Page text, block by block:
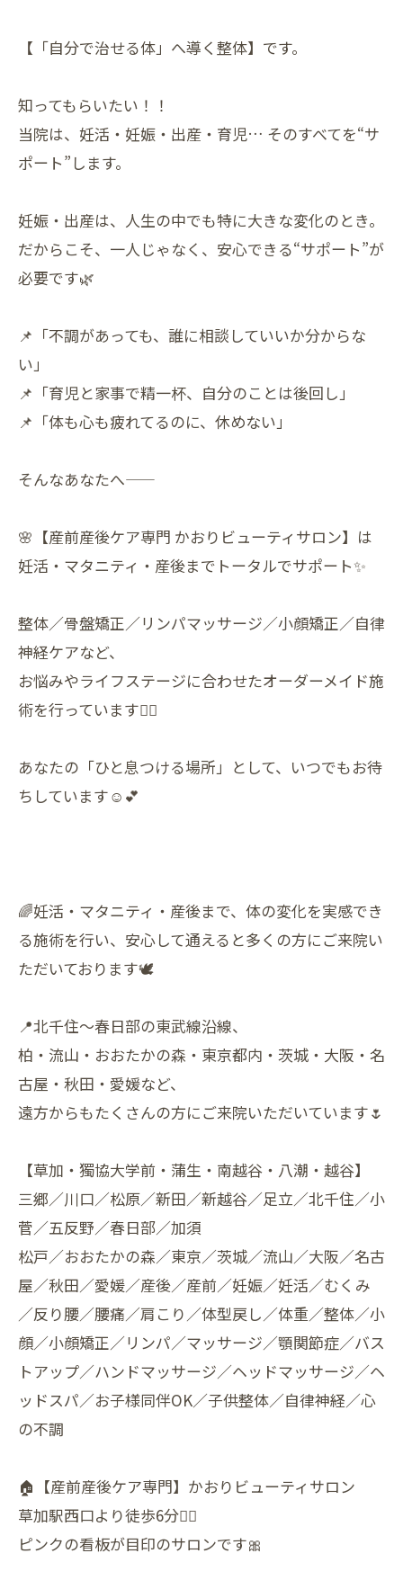
【「自分で治せる体」へ導く整体】です。
知ってもらいたい！！
当院は、妊活・妊娠・出産・育児… そのすべてを“サ
ポート”します。
妊娠・出産は、人生の中でも特に大きな変化のとき。
だからこそ、一人じゃなく、安心できる“サポート”が
必要です🌿
📌「不調があっても、誰に相談していいか分からな
い」
📌「育児と家事で精一杯、自分のことは後回し」
📌「体も心も疲れてるのに、休めない」
そんなあなたへ——
🌸【産前産後ケア専門 かおりビューティサロン】は
妊活・マタニティ・産後までトータルでサポート✨
整体／骨盤矯正／リンパマッサージ／小顔矯正／自律
神経ケアなど、
お悩みやライフステージに合わせたオーダーメイド施
術を行っています💆‍♀️
あなたの「ひと息つける場所」として、いつでもお待
ちしています☺️💕
🌈妊活・マタニティ・産後まで、体の変化を実感でき
る施術を行い、安心して通えると多くの方にご来院い
ただいております🕊️
📍北千住〜春日部の東武線沿線、
柏・流山・おおたかの森・東京都内・茨城・大阪・名
古屋・秋田・愛媛など、
遠方からもたくさんの方にご来院いただいています🌷
【草加・獨協大学前・蒲生・南越谷・八潮・越谷】
三郷／川口／松原／新田／新越谷／足立／北千住／小
菅／五反野／春日部／加須
松戸／おおたかの森／東京／茨城／流山／大阪／名古
屋／秋田／愛媛／産後／産前／妊娠／妊活／むくみ
／反り腰／腰痛／肩こり／体型戻し／体重／整体／小
顔／小顔矯正／リンパ／マッサージ／顎関節症／バス
トアップ／ハンドマッサージ／ヘッドマッサージ／ヘ
ッドスパ／お子様同伴OK／子供整体／自律神経／心
の不調
🏠【産前産後ケア専門】かおりビューティサロン
草加駅西口より徒歩6分🚶‍♀️
ピンクの看板が目印のサロンです🎀